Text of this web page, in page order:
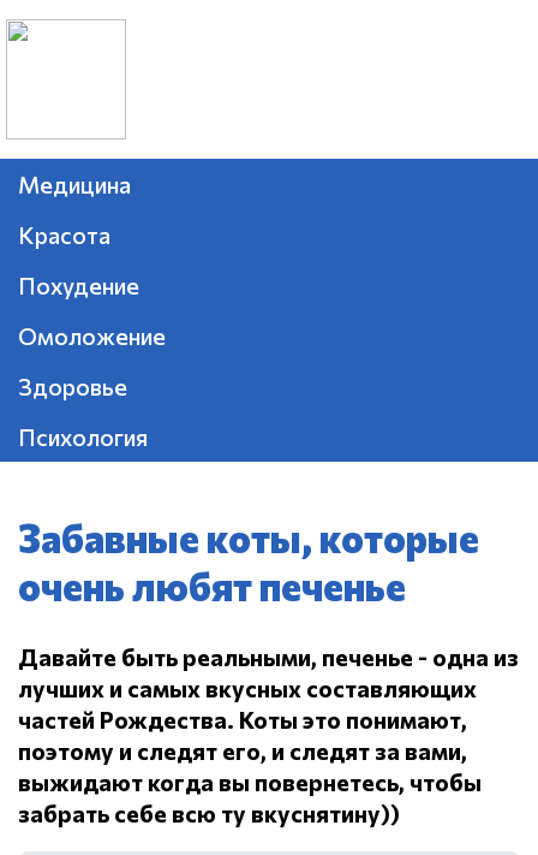
Медицина
Красота
Похудение
Омоложение
Здоровье
Психология
Забавные коты, которые
очень любят печенье
Давайте быть реальными, печенье - одна из
лучших и самых вкусных составляющих
частей Рождества. Коты это понимают,
поэтому и следят его, и следят за вами,
выжидают когда вы повернетесь, чтобы
забрать себе всю ту вкуснятину))